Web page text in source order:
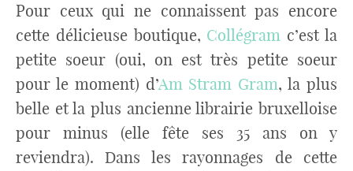
Pour ceux qui ne connaissent pas encore
cette délicieuse boutique, Collégram c’est la
petite soeur (oui, on est très petite soeur
pour le moment) d’Am Stram Gram, la plus
belle et la plus ancienne librairie bruxelloise
pour minus (elle fête ses 35 ans on y
reviendra). Dans les rayonnages de cette